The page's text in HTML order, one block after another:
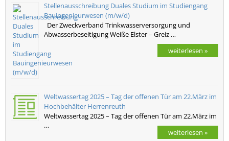
Stellenausschreibung Duales Studium im Studiengang
Bauingenieurwesen (m/w/d)
Der Zweckverband Trinkwasserversorgung und
Abwasserbeseitigung Weiße Elster – Greiz …
weiterlesen »
Weltwassertag 2025 – Tag der offenen Tür am 22.März im
Hochbehälter Herrenreuth
Weltwassertag 2025 – Tag der offenen Tür am 22.März im
…
weiterlesen »